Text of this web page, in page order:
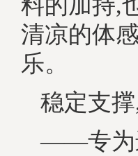
清凉的体
乐。
稳定支
——专为